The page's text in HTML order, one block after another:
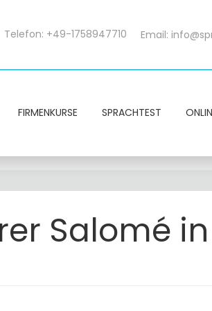
Telefon: +49-1758947710 Email:
FIRMENKURSE SPRACHTEST
Salomé